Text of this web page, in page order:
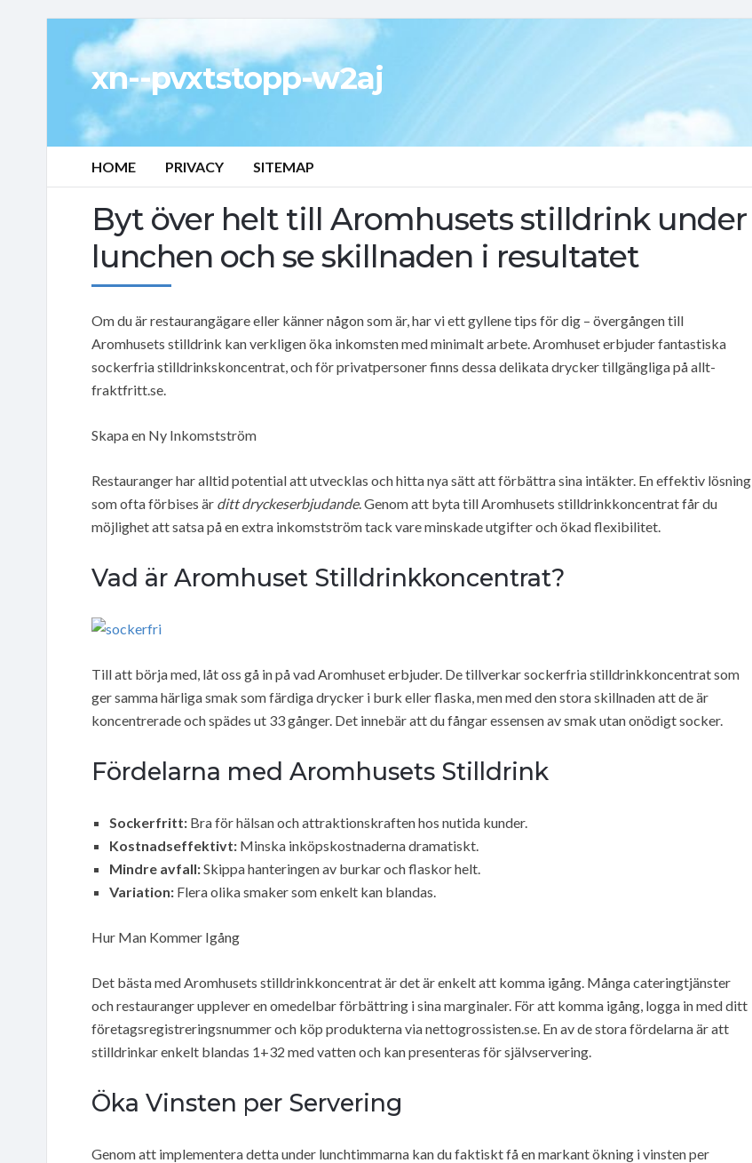
xn--pvxtstopp-w2aj
HOME PRIVACY SITEMAP
Byt över helt till Aromhusets stilldrink under
lunchen och se skillnaden i resultatet
Om du är restaurangägare eller känner någon som är, har vi ett gyllene tips för dig – övergången till
Aromhusets stilldrink kan verkligen öka inkomsten med minimalt arbete. Aromhuset erbjuder fantastiska
sockerfria stilldrinkskoncentrat, och för privatpersoner finns dessa delikata drycker tillgängliga på allt-
fraktfritt.se.
Skapa en Ny Inkomstström
Restauranger har alltid potential att utvecklas och hitta nya sätt att förbättra sina intäkter. En effektiv lösning
som ofta förbises är ditt dryckeserbjudande. Genom att byta till Aromhusets stilldrinkkoncentrat får du
möjlighet att satsa på en extra inkomstström tack vare minskade utgifter och ökad flexibilitet.
Vad är Aromhuset Stilldrinkkoncentrat?
Till att börja med, låt oss gå in på vad Aromhuset erbjuder. De tillverkar sockerfria stilldrinkkoncentrat som
ger samma härliga smak som färdiga drycker i burk eller flaska, men med den stora skillnaden att de är
koncentrerade och spädes ut 33 gånger. Det innebär att du fångar essensen av smak utan onödigt socker.
Fördelarna med Aromhusets Stilldrink
Sockerfritt: Bra för hälsan och attraktionskraften hos nutida kunder.
Kostnadseffektivt: Minska inköpskostnaderna dramatiskt.
Mindre avfall:Skippa hanteringen av burkar och flaskor helt.
Variation: Flera olika smaker som enkelt kan blandas.
Hur Man Kommer Igång
Det bästa med Aromhusets stilldrinkkoncentrat är det är enkelt att komma igång. Många cateringtjänster
och restauranger upplever en omedelbar förbättring i sina marginaler. För att komma igång, logga in med ditt
företagsregistreringsnummer och köp produkterna via nettogrossisten.se. En av de stora fördelarna är att
stilldrinkar enkelt blandas 1+32 med vatten och kan presenteras för självservering.
Öka Vinsten per Servering
Genom att implementera detta under lunchtimmarna kan du faktiskt få en markant ökning i vinsten per